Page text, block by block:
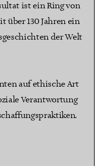
ist ein Ring von
über 130 Jahren ein
der Welt
auf ethische Art
Verantwortung